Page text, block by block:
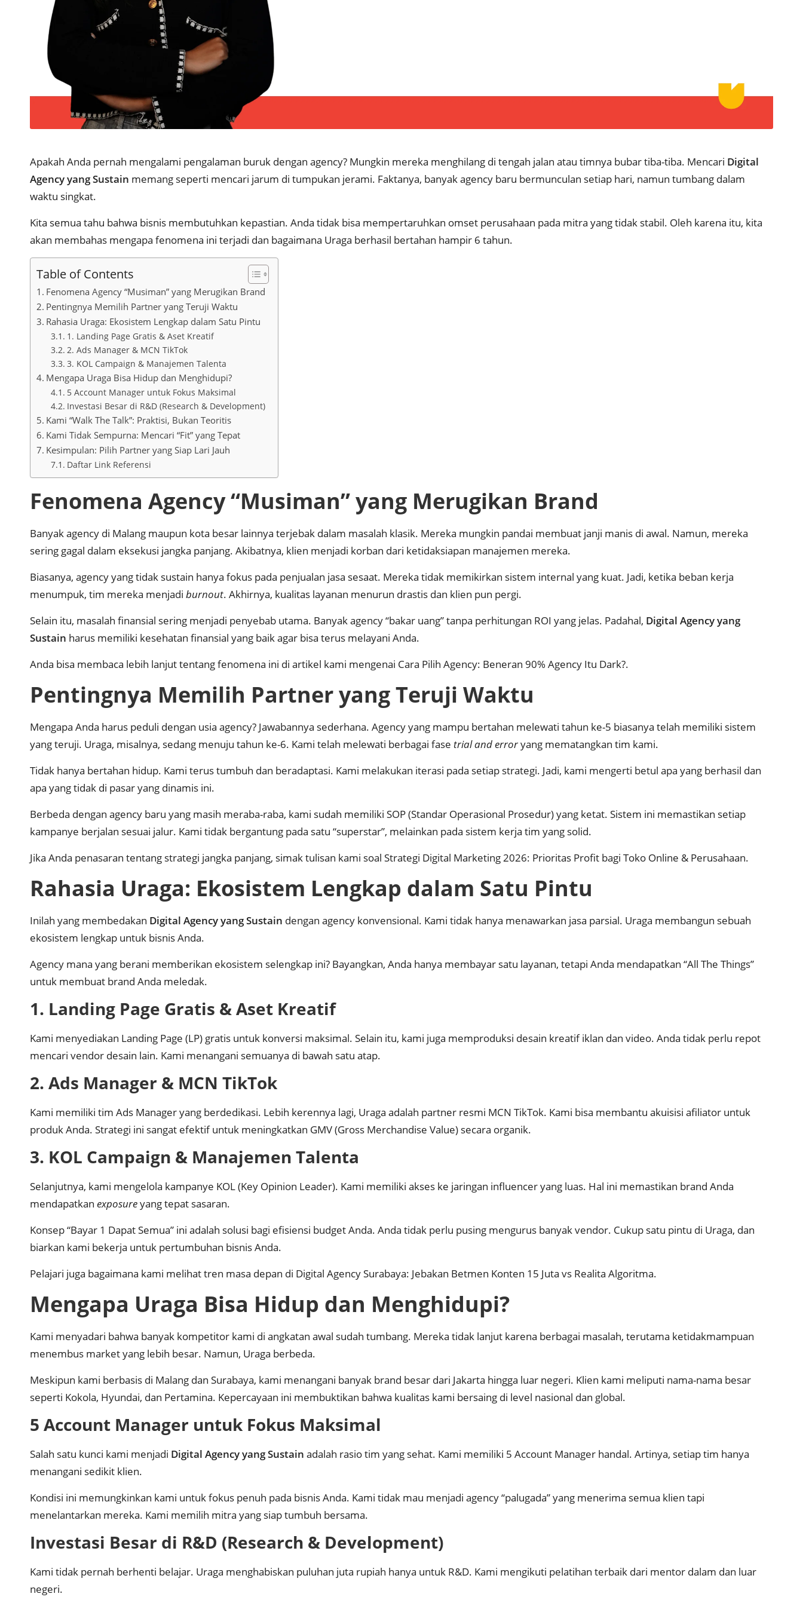
Apakah Anda pernah mengalami pengalaman buruk dengan agency? Mungkin mereka menghilang di tengah jalan atau timnya bubar tiba-tiba. Mencari Digital
Agency yang Sustain memang seperti mencari jarum di tumpukan jerami. Faktanya, banyak agency baru bermunculan setiap hari, namun tumbang dalam
waktu singkat.
Kita semua tahu bahwa bisnis membutuhkan kepastian. Anda tidak bisa mempertaruhkan omset perusahaan pada mitra yang tidak stabil. Oleh karena itu, kita
akan membahas mengapa fenomena ini terjadi dan bagaimana Uraga berhasil bertahan hampir 6 tahun.
Table of Contents
Fenomena Agency “Musiman” yang Merugikan Brand
Pentingnya Memilih Partner yang Teruji Waktu
Rahasia Uraga: Ekosistem Lengkap dalam Satu Pintu
1. Landing Page Gratis & Aset Kreatif
2. Ads Manager & MCN TikTok
3. KOL Campaign & Manajemen Talenta
Mengapa Uraga Bisa Hidup dan Menghidupi?
5 Account Manager untuk Fokus Maksimal
Investasi Besar di R&D (Research & Development)
Kami “Walk The Talk”: Praktisi, Bukan Teoritis
Kami Tidak Sempurna: Mencari “Fit” yang Tepat
Kesimpulan: Pilih Partner yang Siap Lari Jauh
Daftar Link Referensi
Fenomena Agency “Musiman” yang Merugikan Brand
Banyak agency di Malang maupun kota besar lainnya terjebak dalam masalah klasik. Mereka mungkin pandai membuat janji manis di awal. Namun, mereka
sering gagal dalam eksekusi jangka panjang. Akibatnya, klien menjadi korban dari ketidaksiapan manajemen mereka.
Biasanya, agency yang tidak sustain hanya fokus pada penjualan jasa sesaat. Mereka tidak memikirkan sistem internal yang kuat. Jadi, ketika beban kerja
menumpuk, tim mereka menjadi burnout. Akhirnya, kualitas layanan menurun drastis dan klien pun pergi.
Selain itu, masalah finansial sering menjadi penyebab utama. Banyak agency “bakar uang” tanpa perhitungan ROI yang jelas. Padahal, Digital Agency yang
Sustain harus memiliki kesehatan finansial yang baik agar bisa terus melayani Anda.
Anda bisa membaca lebih lanjut tentang fenomena ini di artikel kami mengenai Cara Pilih Agency: Beneran 90% Agency Itu Dark?.
Pentingnya Memilih Partner yang Teruji Waktu
Mengapa Anda harus peduli dengan usia agency? Jawabannya sederhana. Agency yang mampu bertahan melewati tahun ke-5 biasanya telah memiliki sistem
yang teruji. Uraga, misalnya, sedang menuju tahun ke-6. Kami telah melewati berbagai fase trial and erroryang mematangkan tim kami.
Tidak hanya bertahan hidup. Kami terus tumbuh dan beradaptasi. Kami melakukan iterasi pada setiap strategi. Jadi, kami mengerti betul apa yang berhasil dan
apa yang tidak di pasar yang dinamis ini.
Berbeda dengan agency baru yang masih meraba-raba, kami sudah memiliki SOP (Standar Operasional Prosedur) yang ketat. Sistem ini memastikan setiap
kampanye berjalan sesuai jalur. Kami tidak bergantung pada satu “superstar”, melainkan pada sistem kerja tim yang solid.
Jika Anda penasaran tentang strategi jangka panjang, simak tulisan kami soal Strategi Digital Marketing 2026: Prioritas Profit bagi Toko Online & Perusahaan.
Rahasia Uraga: Ekosistem Lengkap dalam Satu Pintu
Inilah yang membedakan Digital Agency yang Sustain dengan agency konvensional. Kami tidak hanya menawarkan jasa parsial. Uraga membangun sebuah
ekosistem lengkap untuk bisnis Anda.
Agency mana yang berani memberikan ekosistem selengkap ini? Bayangkan, Anda hanya membayar satu layanan, tetapi Anda mendapatkan “All The Things”
untuk membuat brand Anda meledak.
1. Landing Page Gratis & Aset Kreatif
Kami menyediakan Landing Page (LP) gratis untuk konversi maksimal. Selain itu, kami juga memproduksi desain kreatif iklan dan video. Anda tidak perlu repot
mencari vendor desain lain. Kami menangani semuanya di bawah satu atap.
2. Ads Manager & MCN TikTok
Kami memiliki tim Ads Manager yang berdedikasi. Lebih kerennya lagi, Uraga adalah partner resmi MCN TikTok. Kami bisa membantu akuisisi afiliator untuk
produk Anda. Strategi ini sangat efektif untuk meningkatkan GMV (Gross Merchandise Value) secara organik.
3. KOL Campaign & Manajemen Talenta
Selanjutnya, kami mengelola kampanye KOL (Key Opinion Leader). Kami memiliki akses ke jaringan influencer yang luas. Hal ini memastikan brand Anda
mendapatkan exposureyang tepat sasaran.
Konsep “Bayar 1 Dapat Semua” ini adalah solusi bagi efisiensi budget Anda. Anda tidak perlu pusing mengurus banyak vendor. Cukup satu pintu di Uraga, dan
biarkan kami bekerja untuk pertumbuhan bisnis Anda.
Pelajari juga bagaimana kami melihat tren masa depan di Digital Agency Surabaya: Jebakan Betmen Konten 15 Juta vs Realita Algoritma.
Mengapa Uraga Bisa Hidup dan Menghidupi?
Kami menyadari bahwa banyak kompetitor kami di angkatan awal sudah tumbang. Mereka tidak lanjut karena berbagai masalah, terutama ketidakmampuan
menembus market yang lebih besar. Namun, Uraga berbeda.
Meskipun kami berbasis di Malang dan Surabaya, kami menangani banyak brand besar dari Jakarta hingga luar negeri. Klien kami meliputi nama-nama besar
seperti Kokola, Hyundai, dan Pertamina. Kepercayaan ini membuktikan bahwa kualitas kami bersaing di level nasional dan global.
5 Account Manager untuk Fokus Maksimal
Salah satu kunci kami menjadi Digital Agency yang Sustain adalah rasio tim yang sehat. Kami memiliki 5 Account Manager handal. Artinya, setiap tim hanya
menangani sedikit klien.
Kondisi ini memungkinkan kami untuk fokus penuh pada bisnis Anda. Kami tidak mau menjadi agency “palugada” yang menerima semua klien tapi
menelantarkan mereka. Kami memilih mitra yang siap tumbuh bersama.
Investasi Besar di R&D (Research & Development)
Kami tidak pernah berhenti belajar. Uraga menghabiskan puluhan juta rupiah hanya untuk R&D. Kami mengikuti pelatihan terbaik dari mentor dalam dan luar
negeri.